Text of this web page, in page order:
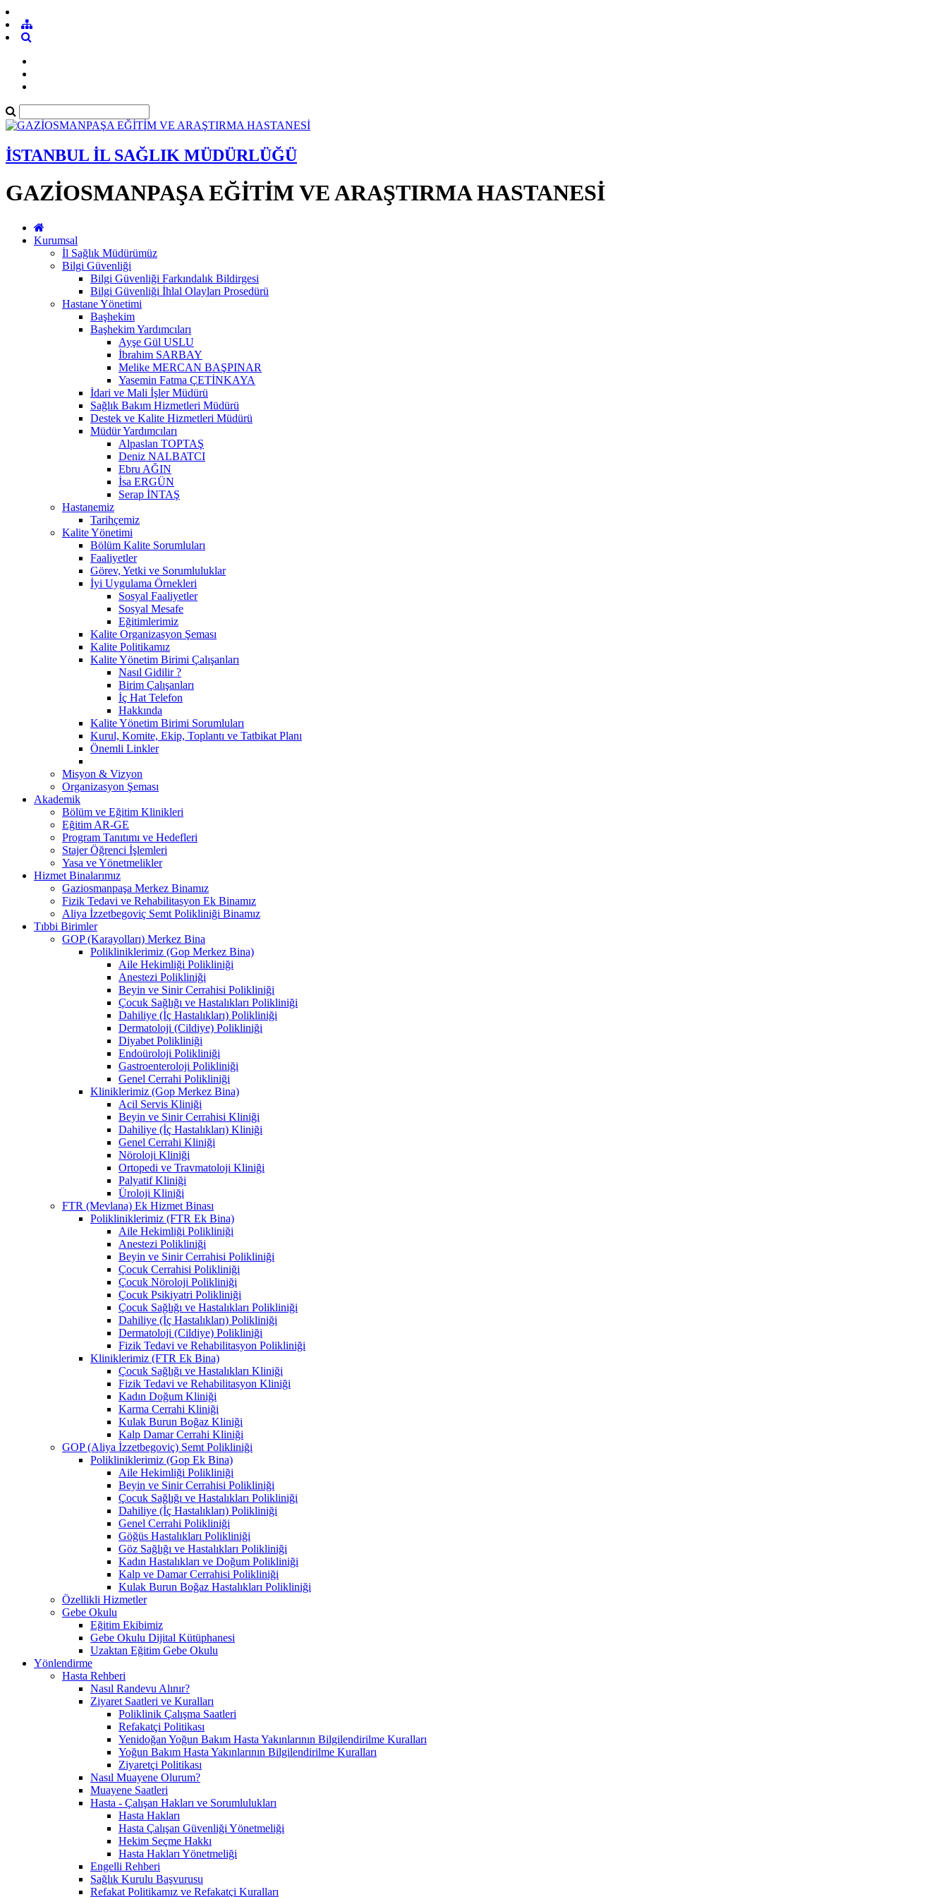
İSTANBUL İL SAĞLIK MÜDÜRLÜĞÜ
GAZİOSMANPAŞA EĞİTİM VE ARAŞTIRMA HASTANESİ
Kurumsal
İl Sağlık Müdürümüz
Bilgi Güvenliği
Bilgi Güvenliği Farkındalık Bildirgesi
Bilgi Güvenliği İhlal Olayları Prosedürü
Hastane Yönetimi
Başhekim
Başhekim Yardımcıları
Ayşe Gül USLU
İbrahim SARBAY
Melike MERCAN BAŞPINAR
Yasemin Fatma ÇETİNKAYA
İdari ve Mali İşler Müdürü
Sağlık Bakım Hizmetleri Müdürü
Destek ve Kalite Hizmetleri Müdürü
Müdür Yardımcıları
Alpaslan TOPTAŞ
Deniz NALBATCI
Ebru AĞIN
İsa ERGÜN
Serap İNTAŞ
Hastanemiz
Tarihçemiz
Kalite Yönetimi
Bölüm Kalite Sorumluları
Faaliyetler
Görev, Yetki ve Sorumluluklar
İyi Uygulama Örnekleri
Sosyal Faaliyetler
Sosyal Mesafe
Eğitimlerimiz
Kalite Organizasyon Şeması
Kalite Politikamız
Kalite Yönetim Birimi Çalışanları
Nasıl Gidilir ?
Birim Çalışanları
İç Hat Telefon
Hakkında
Kalite Yönetim Birimi Sorumluları
Kurul, Komite, Ekip, Toplantı ve Tatbikat Planı
Önemli Linkler
Misyon & Vizyon
Organizasyon Şeması
Akademik
Bölüm ve Eğitim Klinikleri
Eğitim AR-GE
Program Tanıtımı ve Hedefleri
Stajer Öğrenci İşlemleri
Yasa ve Yönetmelikler
Hizmet Binalarımız
Gaziosmanpaşa Merkez Binamız
Fizik Tedavi ve Rehabilitasyon Ek Binamız
Aliya İzzetbegoviç Semt Polikliniği Binamız
Tıbbi Birimler
GOP (Karayolları) Merkez Bina
Polikliniklerimiz (Gop Merkez Bina)
Aile Hekimliği Polikliniği
Anestezi Polikliniği
Beyin ve Sinir Cerrahisi Polikliniği
Çocuk Sağlığı ve Hastalıkları Polikliniği
Dahiliye (İç Hastalıkları) Polikliniği
Dermatoloji (Cildiye) Polikliniği
Diyabet Polikliniği
Endoüroloji Polikliniği
Gastroenteroloji Polikliniği
Genel Cerrahi Polikliniği
Kliniklerimiz (Gop Merkez Bina)
Acil Servis Kliniği
Beyin ve Sinir Cerrahisi Kliniği
Dahiliye (İç Hastalıkları) Kliniği
Genel Cerrahi Kliniği
Nöroloji Kliniği
Ortopedi ve Travmatoloji Kliniği
Palyatif Kliniği
Üroloji Kliniği
FTR (Mevlana) Ek Hizmet Binası
Polikliniklerimiz (FTR Ek Bina)
Aile Hekimliği Polikliniği
Anestezi Polikliniği
Beyin ve Sinir Cerrahisi Polikliniği
Çocuk Cerrahisi Polikliniği
Çocuk Nöroloji Polikliniği
Çocuk Psikiyatri Polikliniği
Çocuk Sağlığı ve Hastalıkları Polikliniği
Dahiliye (İç Hastalıkları) Polikliniği
Dermatoloji (Cildiye) Polikliniği
Fizik Tedavi ve Rehabilitasyon Polikliniği
Kliniklerimiz (FTR Ek Bina)
Çocuk Sağlığı ve Hastalıkları Kliniği
Fizik Tedavi ve Rehabilitasyon Kliniği
Kadın Doğum Kliniği
Karma Cerrahi Kliniği
Kulak Burun Boğaz Kliniği
Kalp Damar Cerrahi Kliniği
GOP (Aliya İzzetbegoviç) Semt Polikliniği
Polikliniklerimiz (Gop Ek Bina)
Aile Hekimliği Polikliniği
Beyin ve Sinir Cerrahisi Polikliniği
Çocuk Sağlığı ve Hastalıkları Polikliniği
Dahiliye (İç Hastalıkları) Polikliniği
Genel Cerrahi Polikliniği
Göğüs Hastalıkları Polikliniği
Göz Sağlığı ve Hastalıkları Polikliniği
Kadın Hastalıkları ve Doğum Polikliniği
Kalp ve Damar Cerrahisi Polikliniği
Kulak Burun Boğaz Hastalıkları Polikliniği
Özellikli Hizmetler
Gebe Okulu
Eğitim Ekibimiz
Gebe Okulu Dijital Kütüphanesi
Uzaktan Eğitim Gebe Okulu
Yönlendirme
Hasta Rehberi
Nasıl Randevu Alınır?
Ziyaret Saatleri ve Kuralları
Poliklinik Çalışma Saatleri
Refakatçi Politikası
Yenidoğan Yoğun Bakım Hasta Yakınlarının Bilgilendirilme Kuralları
Yoğun Bakım Hasta Yakınlarının Bilgilendirilme Kuralları
Ziyaretçi Politikası
Nasıl Muayene Olurum?
Muayene Saatleri
Hasta - Çalışan Hakları ve Sorumlulukları
Hasta Hakları
Hasta Çalışan Güvenliği Yönetmeliği
Hekim Seçme Hakkı
Hasta Hakları Yönetmeliği
Engelli Rehberi
Sağlık Kurulu Başvurusu
Refakat Politikamız ve Refakatçi Kuralları